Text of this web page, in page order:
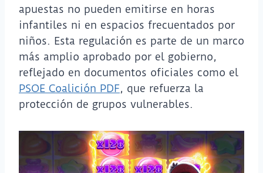
apuestas no pueden emitirse en horas
infantiles ni en espacios frecuentados por
niños. Esta regulación es parte de un marco
más amplio aprobado por el gobierno,
reflejado en documentos oficiales como el
PSOE Coalición PDF, que refuerza la
protección de grupos vulnerables.